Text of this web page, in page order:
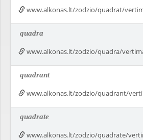
www.alkonas.lt/zodzio/quadrat/
quadra
www.alkonas.lt/zodzio/quadra/
quadrant
www.alkonas.lt/zodzio/quadrant/
quadrate
www.alkonas.lt/zodzio/quadrate/